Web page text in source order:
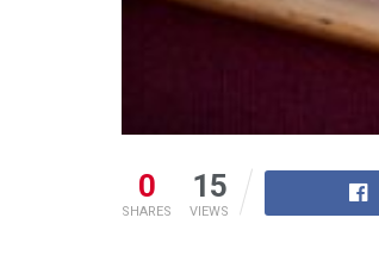
0
SHARES
15
VIEWS